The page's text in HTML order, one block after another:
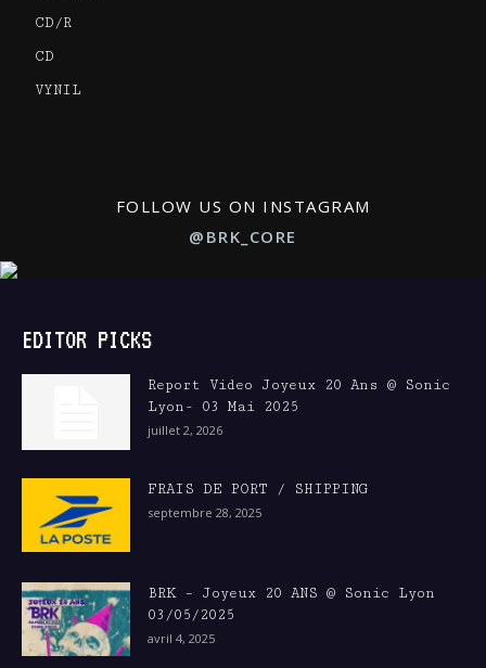
CD/R
CD
VYNIL
FOLLOW US ON INSTAGRAM
@BRK_CORE
EDITOR PICKS
Report Video Joyeux 20 Ans @ Sonic
Lyon- 03 Mai 2025
juillet 2, 2026
FRAIS DE PORT / SHIPPING
septembre 28, 2025
BRK – Joyeux 20 ANS @ Sonic Lyon
03/05/2025
avril 4, 2025